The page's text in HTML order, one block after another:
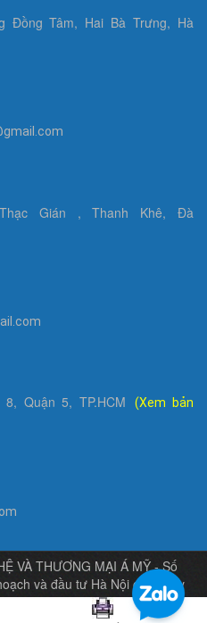
Đồng Tâm, Hai Bà Trưng, Hà
Gián , Thanh Khê, Đà
Quận 5, TP.HCM
(Xem bản
VÀ THƯƠNG MẠI Á MỸ - Số
và đầu tư Hà Nội cấp ngày
2003